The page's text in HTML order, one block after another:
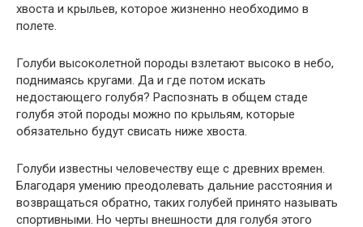
хвоста и крыльев, которое жизненно необходимо в
полете.
Голуби высоколетной породы взлетают высоко в небо,
поднимаясь кругами. Да и где потом искать
недостающего голубя? Распознать в общем стаде
голубя этой породы можно по крыльям, которые
обязательно будут свисать ниже хвоста.
Голуби известны человечеству еще с древних времен.
Благодаря умению преодолевать дальние расстояния и
возвращаться обратно, таких голубей принято называть
спортивными. Но черты внешности для голубя этого